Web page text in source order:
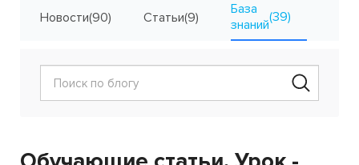
Новости(90) Статьи(9)
База
знаний(39)